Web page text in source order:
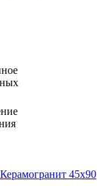
45x90